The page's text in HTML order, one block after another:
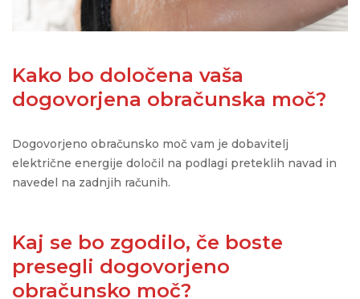
Kako bo določena vaša
dogovorjena obračunska moč?
Dogovorjeno obračunsko moč vam je dobavitelj
električne energije določil na podlagi preteklih navad in
navedel na zadnjih računih.
Kaj se bo zgodilo, če boste
presegli dogovorjeno
obračunsko moč?